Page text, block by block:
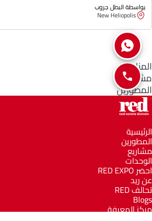
بواسطة البطل جروب
New Heliopolis
المناطق
مشاريع
المطورين
الرئيسية
المطورين
مشاريع
الوحدات
احضر RED EXPO
عن ريد
تحالف RED
Blogs
مركز المعرفة